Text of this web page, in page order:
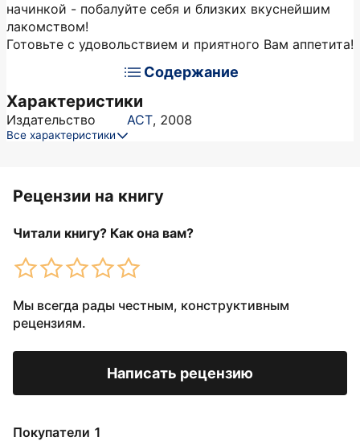
начинкой - побалуйте себя и близких вкуснейшим
лакомством!
Готовьте с удовольствием и приятного Вам аппетита!
Содержание
Характеристики
Издательство АСТ, 2008
Все характеристики
Рецензии на книгу
Читали книгу? Как она вам?
Мы всегда рады честным, конструктивным
рецензиям.
Написать рецензию
Покупатели 1